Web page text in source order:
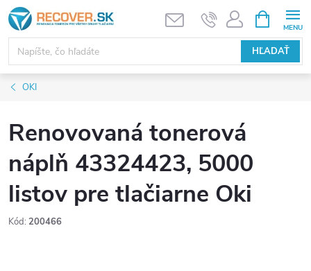
Prejsť
na
obsah
HĽADAŤ
KOŠÍK
OKI
Renovovaná tonerová
náplň 43324423, 5000
listov pre tlačiarne Oki
Kód: 200466